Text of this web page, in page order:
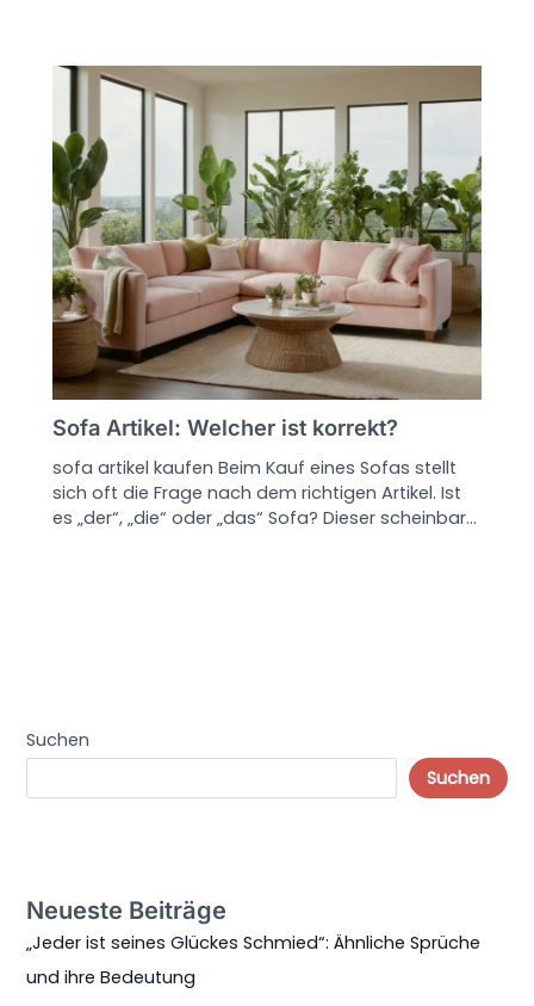
Sofa Artikel: Welcher ist korrekt?
sofa artikel kaufen Beim Kauf eines Sofas stellt
sich oft die Frage nach dem richtigen Artikel. Ist
es „der“, „die“ oder „das“ Sofa? Dieser scheinbar…
Suchen
Suchen
Neueste Beiträge
„Jeder ist seines Glückes Schmied“: Ähnliche Sprüche
und ihre Bedeutung